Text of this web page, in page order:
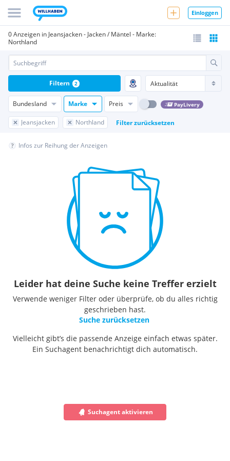
Einloggen
0 Anzeigen in Jeansjacken - Jacken / Mäntel - Marke:
Northland
Bundesland Marke Preis PayLivery
Jeansjacken Northland Filter zurücksetzen
Filtern 2
Infos zur Reihung der Anzeigen
Leider hat deine Suche keine Treffer erzielt
Verwende weniger Filter oder überprüfe, ob du alles richtig
geschrieben hast.
Suche zurücksetzen
Vielleicht gibt’s die passende Anzeige einfach etwas später.
Ein Suchagent benachrichtigt dich automatisch.
Suchagent aktivieren